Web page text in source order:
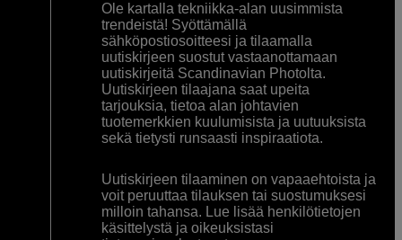
Ole kartalla tekniikka-alan uusimmista
trendeistä! Syöttämällä
sähköpostiosoitteesi ja tilaamalla
uutiskirjeen suostut vastaanottamaan
uutiskirjeitä Scandinavian Photolta.
Uutiskirjeen tilaajana saat upeita
tarjouksia, tietoa alan johtavien
tuotemerkkien kuulumisista ja uutuuksista
sekä tietysti runsaasti inspiraatiota.
Uutiskirjeen tilaaminen on vapaaehtoista ja
voit peruuttaa tilauksen tai suostumuksesi
milloin tahansa. Lue lisää henkilötietojen
käsittelystä ja oikeuksistasi